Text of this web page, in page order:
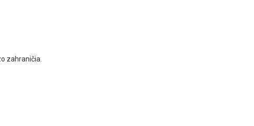
zahraničia.